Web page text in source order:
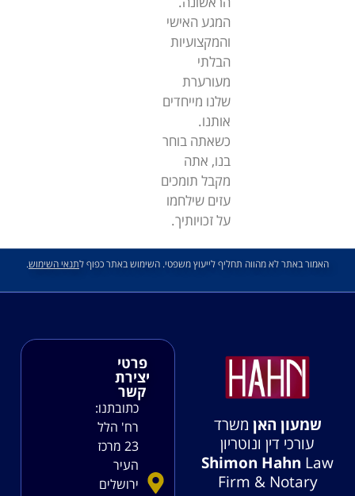
המגע האישי
והמקצועיות
הבלתי
מעורערת
שלנו מייחדים
אותנו.
כשאתה בוחר
בנו, אתה
מקבל תומכים
עזים שילחמו
על זכויותיך.
האמור באתר לא מהווה תחליף לייעוץ משפטי. השימוש באתר כפוף לתנאי השימוש.
שמעון האן משרד
עורכי דין ונוטריון
Shimon Hahn Law
Firm & Notary
פרטי
יצירת
קשר
כתובתנו:
רח' הלל
23 מרכז
העיר
ירושלים